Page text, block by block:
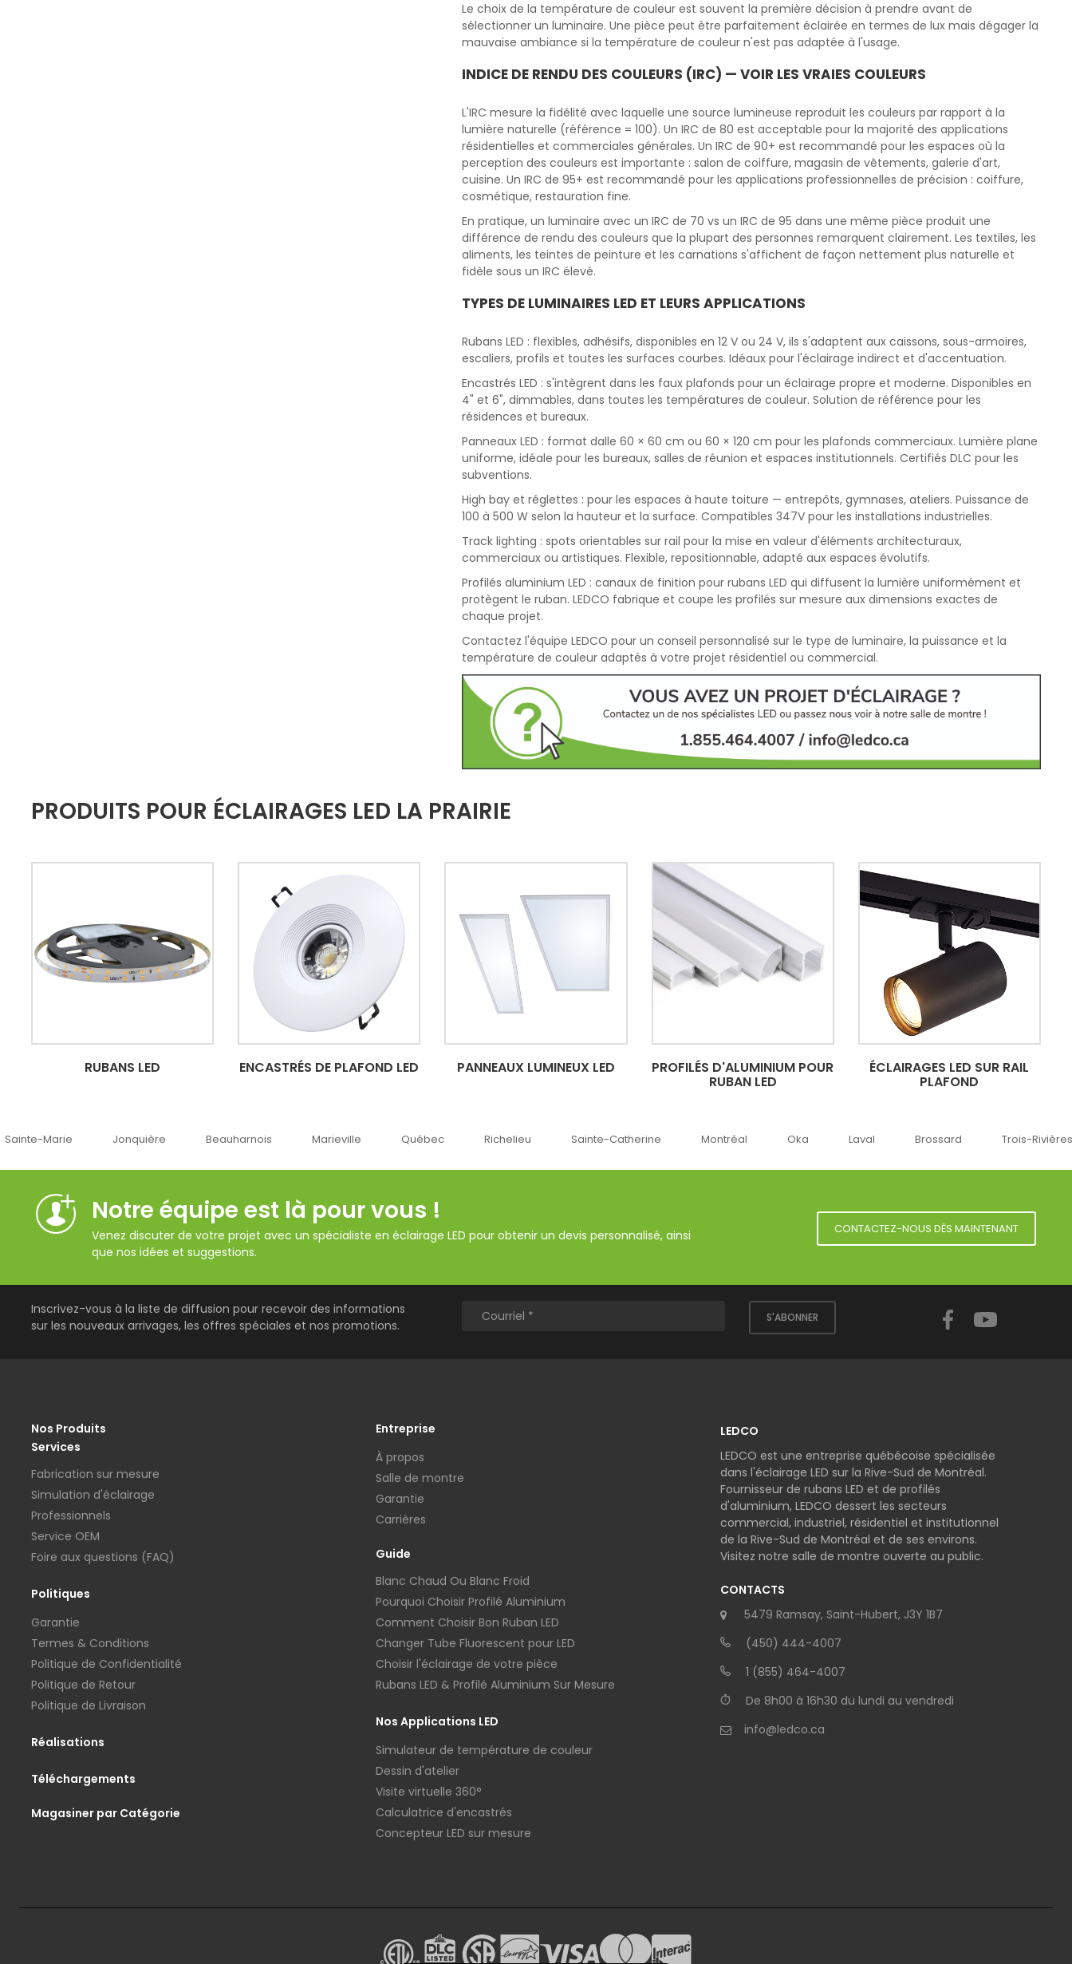
Le choix de la température de couleur est souvent la première décision à prendre avant de
sélectionner un luminaire. Une pièce peut être parfaitement éclairée en termes de lux mais dégager la
mauvaise ambiance si la température de couleur n'est pas adaptée à l'usage.
INDICE DE RENDU DES COULEURS (IRC) — VOIR LES VRAIES COULEURS
L'IRC mesure la fidélité avec laquelle une source lumineuse reproduit les couleurs par rapport à la
lumière naturelle (référence = 100). Un IRC de 80 est acceptable pour la majorité des applications
résidentielles et commerciales générales. Un IRC de 90+ est recommandé pour les espaces où la
perception des couleurs est importante : salon de coiffure, magasin de vêtements, galerie d'art,
cuisine. Un IRC de 95+ est recommandé pour les applications professionnelles de précision : coiffure,
cosmétique, restauration fine.
En pratique, un luminaire avec un IRC de 70 vs un IRC de 95 dans une même pièce produit une
différence de rendu des couleurs que la plupart des personnes remarquent clairement. Les textiles, les
aliments, les teintes de peinture et les carnations s'affichent de façon nettement plus naturelle et
fidèle sous un IRC élevé.
TYPES DE LUMINAIRES LED ET LEURS APPLICATIONS
Rubans LED : flexibles, adhésifs, disponibles en 12 V ou 24 V, ils s'adaptent aux caissons, sous-armoires,
escaliers, profils et toutes les surfaces courbes. Idéaux pour l'éclairage indirect et d'accentuation.
Encastrés LED : s'intègrent dans les faux plafonds pour un éclairage propre et moderne. Disponibles en
4" et 6", dimmables, dans toutes les températures de couleur. Solution de référence pour les
résidences et bureaux.
Panneaux LED : format dalle 60 × 60 cm ou 60 × 120 cm pour les plafonds commerciaux. Lumière plane
uniforme, idéale pour les bureaux, salles de réunion et espaces institutionnels. Certifiés DLC pour les
subventions.
High bay et réglettes : pour les espaces à haute toiture — entrepôts, gymnases, ateliers. Puissance de
100 à 500 W selon la hauteur et la surface. Compatibles 347V pour les installations industrielles.
Track lighting : spots orientables sur rail pour la mise en valeur d'éléments architecturaux,
commerciaux ou artistiques. Flexible, repositionnable, adapté aux espaces évolutifs.
Profilés aluminium LED : canaux de finition pour rubans LED qui diffusent la lumière uniformément et
protègent le ruban. LEDCO fabrique et coupe les profilés sur mesure aux dimensions exactes de
chaque projet.
Contactez l'équipe LEDCO pour un conseil personnalisé sur le type de luminaire, la puissance et la
température de couleur adaptés à votre projet résidentiel ou commercial.
PRODUITS POUR ÉCLAIRAGES LED LA PRAIRIE
RUBANS LED ENCASTRÉS DE PLAFOND LED PANNEAUX LUMINEUX LED PROFILÉS D'ALUMINIUM POUR
RUBAN LED
ÉCLAIRAGES LED SUR RAIL
PLAFOND
Jonquière Beauharnois Marieville Québec Richelieu Sainte-Catherine Montréal Oka Laval Brossard Trois-Rivières
Notre équipe est là pour vous !
Venez discuter de votre projet avec un spécialiste en éclairage LED pour obtenir un devis personnalisé, ainsi
que nos idées et suggestions.
CONTACTEZ-NOUS DÈS MAINTENANT
Inscrivez-vous à la liste de diffusion pour recevoir des informations
sur les nouveaux arrivages, les offres spéciales et nos promotions.
S'ABONNER
Facebook
Nos Produits
Services
Fabrication sur mesure
Simulation d'éclairage
Professionnels
Service OEM
Foire aux questions (FAQ)
Politiques
Garantie
Termes & Conditions
Politique de Confidentialité
Politique de Retour
Politique de Livraison
Réalisations
Téléchargements
Magasiner par Catégorie
Entreprise
À propos
Salle de montre
Garantie
Carrières
Guide
Blanc Chaud Ou Blanc Froid
Pourquoi Choisir Profilé Aluminium
Comment Choisir Bon Ruban LED
Changer Tube Fluorescent pour LED
Choisir l'éclairage de votre pièce
Rubans LED & Profilé Aluminium Sur Mesure
Nos Applications LED
Simulateur de température de couleur
Dessin d'atelier
Visite virtuelle 360°
Calculatrice d'encastrés
Concepteur LED sur mesure
LEDCO
LEDCO est une entreprise québécoise spécialisée
dans l'éclairage LED sur la Rive-Sud de Montréal.
Fournisseur de rubans LED et de profilés
d'aluminium, LEDCO dessert les secteurs
commercial, industriel, résidentiel et institutionnel
de la Rive-Sud de Montréal et de ses environs.
Visitez notre salle de montre ouverte au public.
CONTACTS
5479 Ramsay, Saint-Hubert, J3Y 1B7
(450) 444-4007
1 (855) 464-4007
De 8h00 à 16h30 du lundi au vendredi
info@ledco.ca